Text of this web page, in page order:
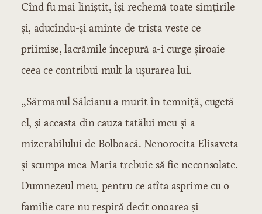
Cînd fu mai liniștit, își rechemă toate simțirile
și, aducîndu-și aminte de trista veste ce
priimise, lacrămile începură a-i curge șiroaie
ceea ce contribui mult la ușurarea lui.
„Sărmanul Sălcianu a murit în temniță, cugetă
el, și aceasta din cauza tatălui meu și a
mizerabilului de Bolboacă. Nenorocita Elisaveta
și scumpa mea Maria trebuie să fie neconsolate.
Dumnezeul meu, pentru ce atîta asprime cu o
familie care nu respiră decît onoarea și